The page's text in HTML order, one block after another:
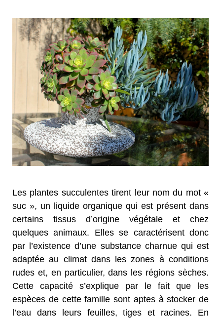
Les plantes succulentes tirent leur nom du mot «
suc », un liquide organique qui est présent dans
certains tissus d’origine végétale et chez
quelques animaux. Elles se caractérisent donc
par l’existence d’une substance charnue qui est
adaptée au climat dans les zones à conditions
rudes et, en particulier, dans les régions sèches.
Cette capacité s’explique par le fait que les
espèces de cette famille sont aptes à stocker de
l’eau dans leurs feuilles, tiges et racines. En